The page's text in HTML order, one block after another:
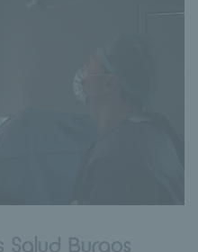
Salud Burgos